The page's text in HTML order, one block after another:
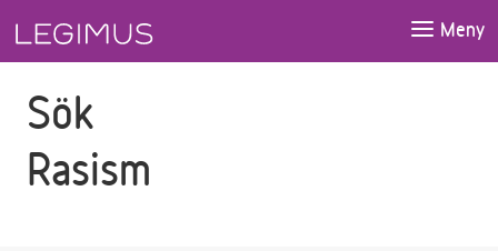
Meny
Sök
Rasism